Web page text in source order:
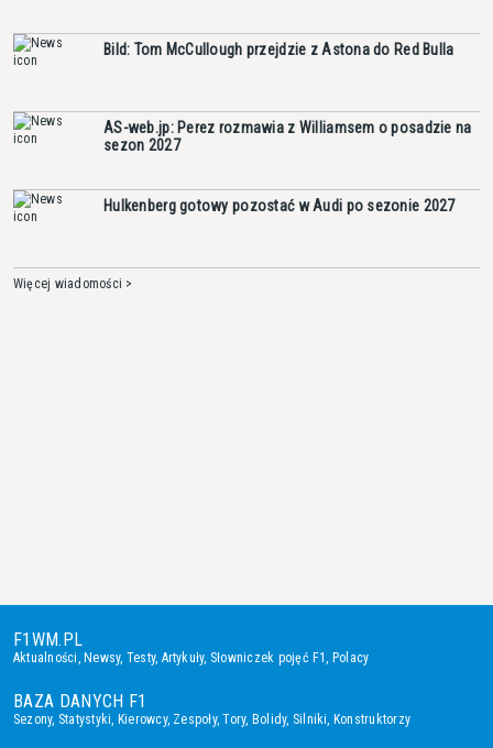
Bild: Tom McCullough przejdzie z Astona do Red Bulla
AS-web.jp: Perez rozmawia z Williamsem o posadzie na
sezon 2027
Hulkenberg gotowy pozostać w Audi po sezonie 2027
Więcej wiadomości >
F1WM.PL
Aktualności, Newsy, Testy, Artykuły, Słowniczek pojęć F1, Polacy
BAZA DANYCH F1
Sezony, Statystyki, Kierowcy, Zespoły,Tory, Bolidy, Silniki, Konstruktorzy